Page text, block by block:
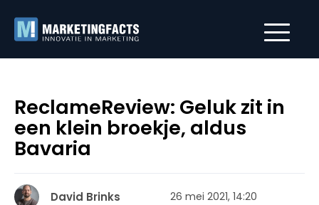
ReclameReview: Geluk zit in
een klein broekje, aldus
Bavaria
David Brinks 26 mei 2021, 14:20